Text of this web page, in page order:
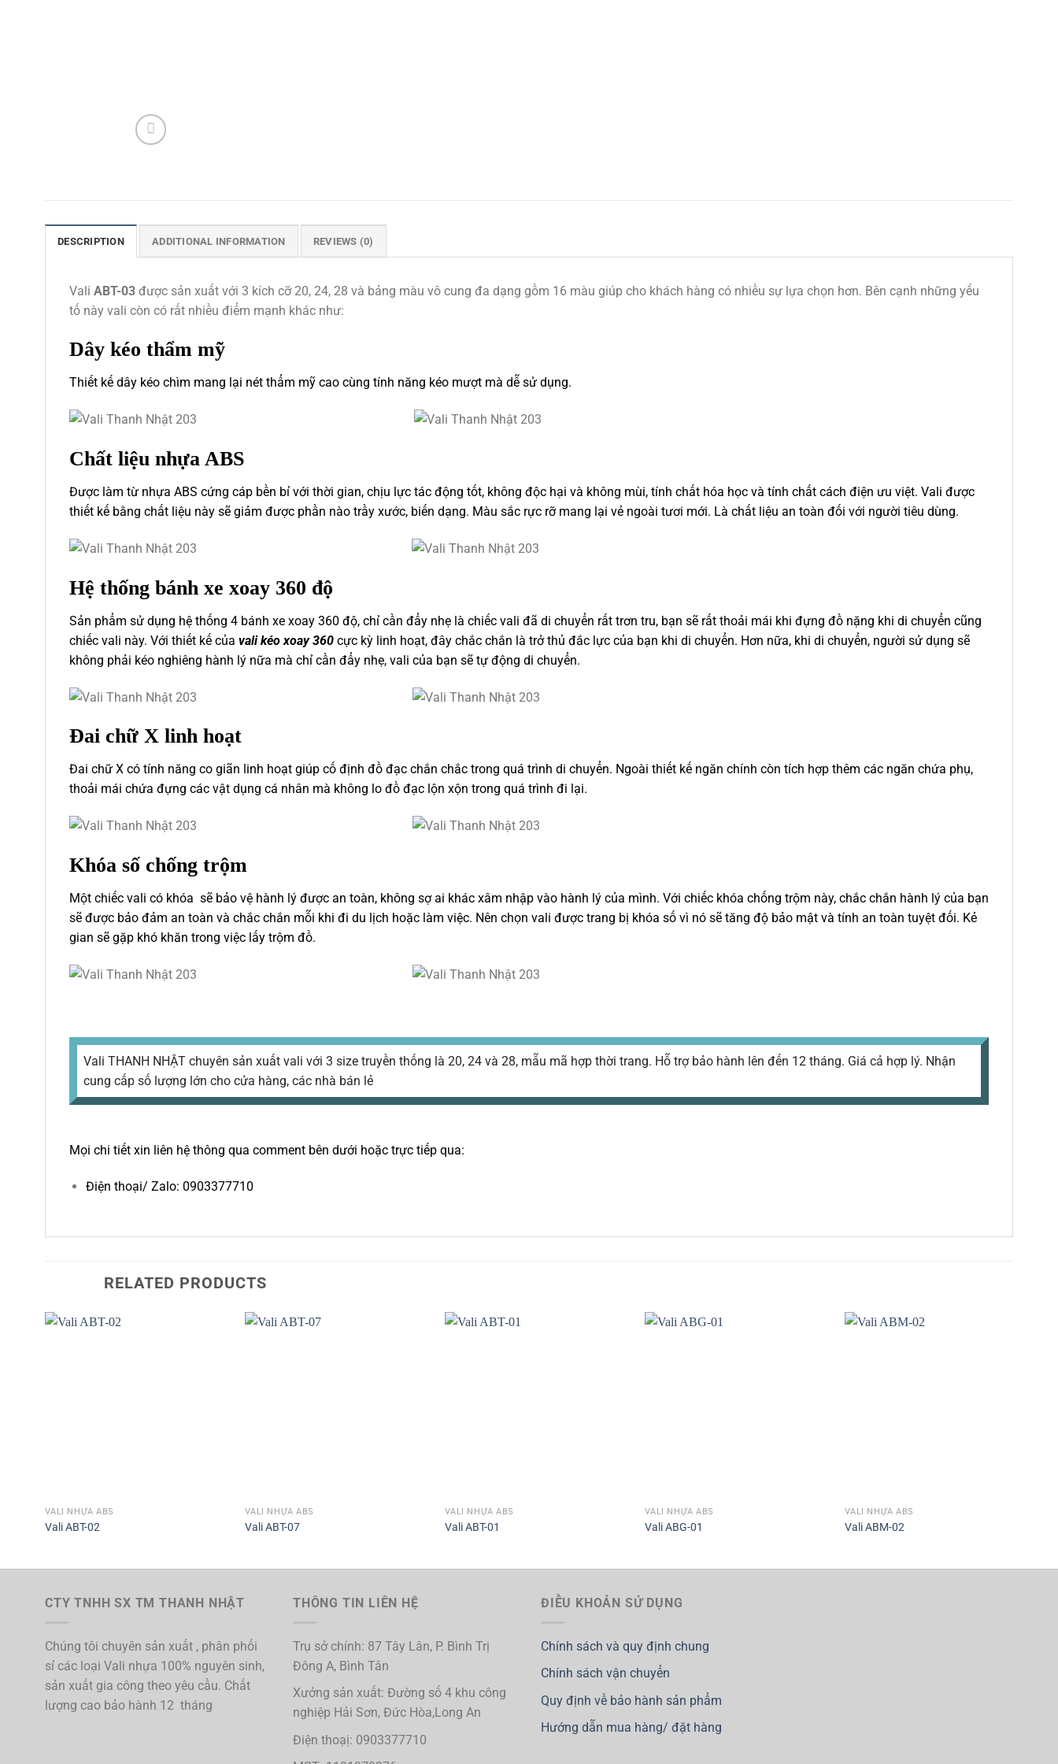
DESCRIPTION ADDITIONAL INFORMATION REVIEWS (0)
Vali ABT-03 được sản xuất với 3 kích cỡ 20, 24, 28 và bảng màu vô cung đa dạng gồm 16 màu giúp cho khách hàng có nhiều sự lựa chọn hơn. Bên cạnh những yếu
tố này vali còn có rất nhiều điểm mạnh khác như:
Dây kéo thẩm mỹ
Thiết kế dây kéo chìm mang lại nét thẩm mỹ cao cùng tính năng kéo mượt mà dễ sử dụng.
Chất liệu nhựa ABS
Được làm từ nhựa ABS cứng cáp bền bỉ với thời gian, chịu lực tác động tốt, không độc hại và không mùi, tính chất hóa học và tính chất cách điện ưu việt. Vali được
thiết kế bằng chất liệu này sẽ giảm được phần nào trầy xước, biến dạng. Màu sắc rực rỡ mang lại vẻ ngoài tươi mới. Là chất liệu an toàn đối với người tiêu dùng.
Hệ thống bánh xe xoay 360 độ
Sản phẩm sử dụng hệ thống 4 bánh xe xoay 360 độ, chỉ cần đẩy nhẹ là chiếc vali đã di chuyển rất trơn tru, bạn sẽ rất thoải mái khi đựng đồ nặng khi di chuyển cũng
chiếc vali này. Với thiết kế của vali kéo xoay 360 cực kỳ linh hoạt, đây chắc chắn là trở thủ đắc lực của bạn khi di chuyển. Hơn nữa, khi di chuyển, người sử dụng sẽ
không phải kéo nghiêng hành lý nữa mà chỉ cần đẩy nhẹ, vali của bạn sẽ tự động di chuyển.
Đai chữ X linh hoạt
Đai chữ X có tính năng co giãn linh hoạt giúp cố định đồ đạc chắn chắc trong quá trình di chuyển. Ngoài thiết kế ngăn chính còn tích hợp thêm các ngăn chứa phụ,
thoải mái chứa đựng các vật dụng cá nhân mà không lo đồ đạc lộn xộn trong quá trình đi lại.
Khóa số chống trộm
Một chiếc vali có khóa sẽ bảo vệ hành lý được an toàn, không sợ ai khác xâm nhập vào hành lý của mình. Với chiếc khóa chống trộm này, chắc chắn hành lý của bạn
sẽ được bảo đảm an toàn và chắc chắn mỗi khi đi du lịch hoặc làm việc. Nên chọn vali được trang bị khóa số vì nó sẽ tăng độ bảo mật và tính an toàn tuyệt đối. Kẻ
gian sẽ gặp khó khăn trong việc lấy trộm đồ.
Vali THANH NHẬT chuyên sản xuất vali với 3 size truyền thống là 20, 24 và 28, mẫu mã hợp thời trang. Hỗ trợ bảo hành lên đến 12 tháng. Giá cả hợp lý. Nhận
cung cấp số lượng lớn cho cửa hàng, các nhà bán lẻ
Mọi chi tiết xin liên hệ thông qua comment bên dưới hoặc trực tiếp qua:
Điện thoại/ Zalo: 0903377710
RELATED PRODUCTS
VALI NHỰA ABS
Vali ABT-02
VALI NHỰA ABS
Vali ABT-07
VALI NHỰA ABS
Vali ABT-01
VALI NHỰA ABS
Vali ABG-01
VALI NHỰA ABS
Vali ABM-02
CTY TNHH SX TM THANH NHẬT
Chúng tôi chuyên sản xuất , phân phối
sỉ các loại Vali nhựa 100% nguyên sinh,
sản xuất gia công theo yêu cầu. Chất
lượng cao bảo hành 12 tháng
THÔNG TIN LIÊN HỆ
Trụ sở chính: 87 Tây Lân, P. Bình Trị
Đông A, Bình Tân
Xưởng sản xuất: Đường số 4 khu công
nghiệp Hải Sơn, Đức Hòa,Long An
Điện thoạị: 0903377710
ĐIỀU KHOẢN SỬ DỤNG
Chính sách và quy định chung
Chính sách vận chuyển
Quy định về bảo hành sản phẩm
Hướng dẫn mua hàng/ đặt hàng